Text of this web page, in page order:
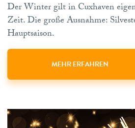
Der Winter gilt in Cuxhaven
Zeit. Die große Ausnahme:
Hauptsaison.
MEHR ERFAHREN